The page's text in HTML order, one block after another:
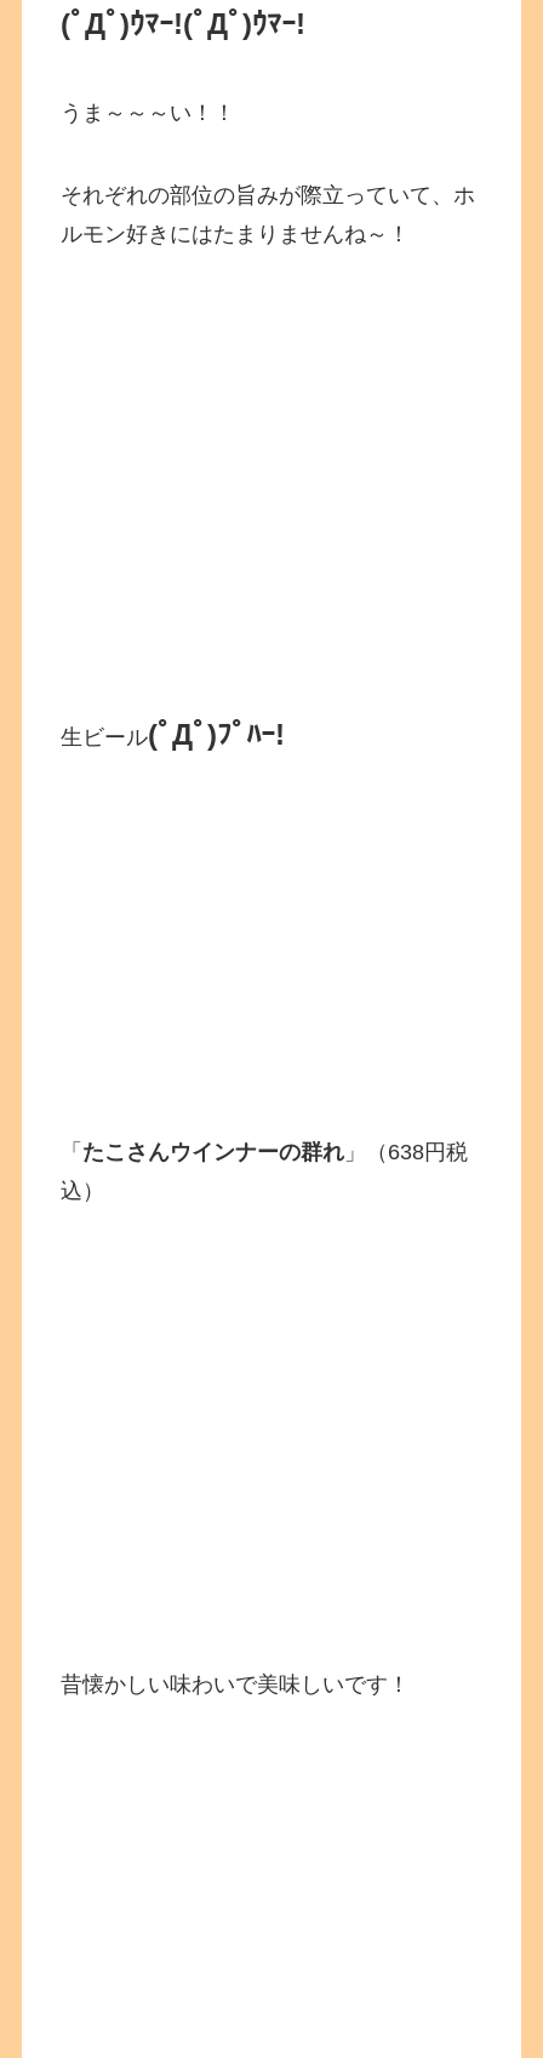
(ﾟДﾟ)ｳﾏｰ!(ﾟДﾟ)ｳﾏｰ!
うま～～～い！！
それぞれの部位の旨みが際立っていて、ホ
ルモン好きにはたまりませんね～！
生ビール(ﾟДﾟ)ﾌﾟﾊｰ!
「 たこさんウインナーの群れ 」（638円税
込）
昔懐かしい味わいで美味しいです！